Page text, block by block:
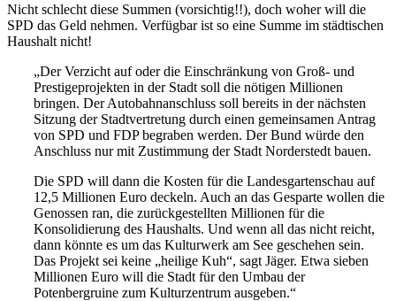
Nicht schlecht diese Summen (vorsichtig!!), doch woher will die
SPD das Geld nehmen. Verfügbar ist so eine Summe im städtischen
Haushalt nicht!
„Der Verzicht auf oder die Einschränkung von Groß- und
Prestigeprojekten in der Stadt soll die nötigen Millionen
bringen. Der Autobahnanschluss soll bereits in der nächsten
Sitzung der Stadtvertretung durch einen gemeinsamen Antrag
von SPD und FDP begraben werden. Der Bund würde den
Anschluss nur mit Zustimmung der Stadt Norderstedt bauen.
Die SPD will dann die Kosten für die Landesgartenschau auf
12,5 Millionen Euro deckeln. Auch an das Gesparte wollen die
Genossen ran, die zurückgestellten Millionen für die
Konsolidierung des Haushalts. Und wenn all das nicht reicht,
dann könnte es um das Kulturwerk am See geschehen sein.
Das Projekt sei keine „heilige Kuh“, sagt Jäger. Etwa sieben
Millionen Euro will die Stadt für den Umbau der
Potenbergruine zum Kulturzentrum ausgeben.“